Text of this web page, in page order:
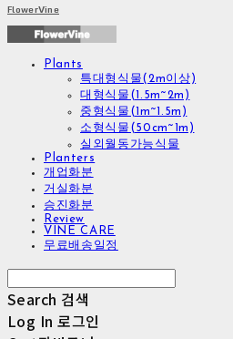
FlowerVine
Plants
특대형식물(2m이상)
대형식물(1.5m~2m)
중형식물(1m~1.5m)
소형식물(50cm~1m)
실외월동가능식물
Planters
개업화분
거실화분
승진화분
Review
VINE CARE
무료배송일정
Search 검색
Log In 로그인